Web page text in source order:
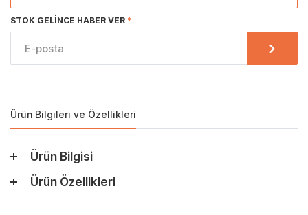
STOK GELINCE HABER VER
Ürün Bilgileri ve Özellikleri
Ürün Bilgisi
Ürün Özellikleri